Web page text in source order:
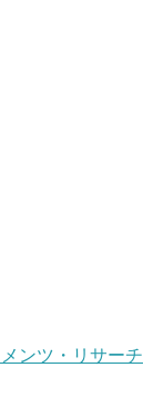
ンツ・リサーチ